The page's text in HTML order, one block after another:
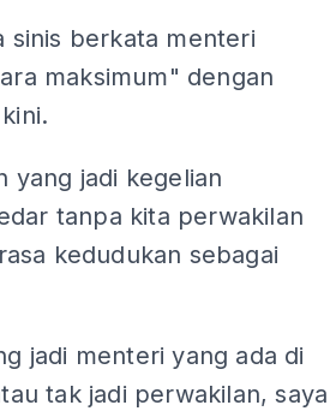
sinis berkata menteri
maksimum" dengan
yang jadi kegelian
tanpa kita perwakilan
kedudukan sebagai
jadi menteri yang ada di
tak jadi perwakilan, saya